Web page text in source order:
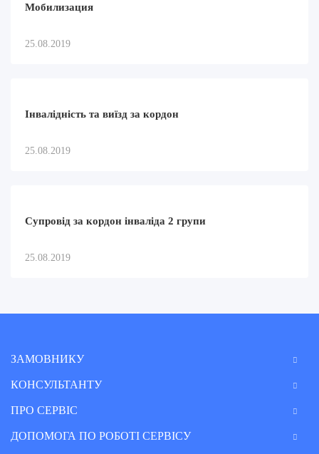
Мобилизация
25.08.2019
Інвалідність та виїзд за кордон
25.08.2019
Супровід за кордон інваліда 2 групи
25.08.2019
ЗАМОВНИКУ
КОНСУЛЬТАНТУ
ПРО СЕРВІС
ДОПОМОГА ПО РОБОТІ СЕРВІСУ